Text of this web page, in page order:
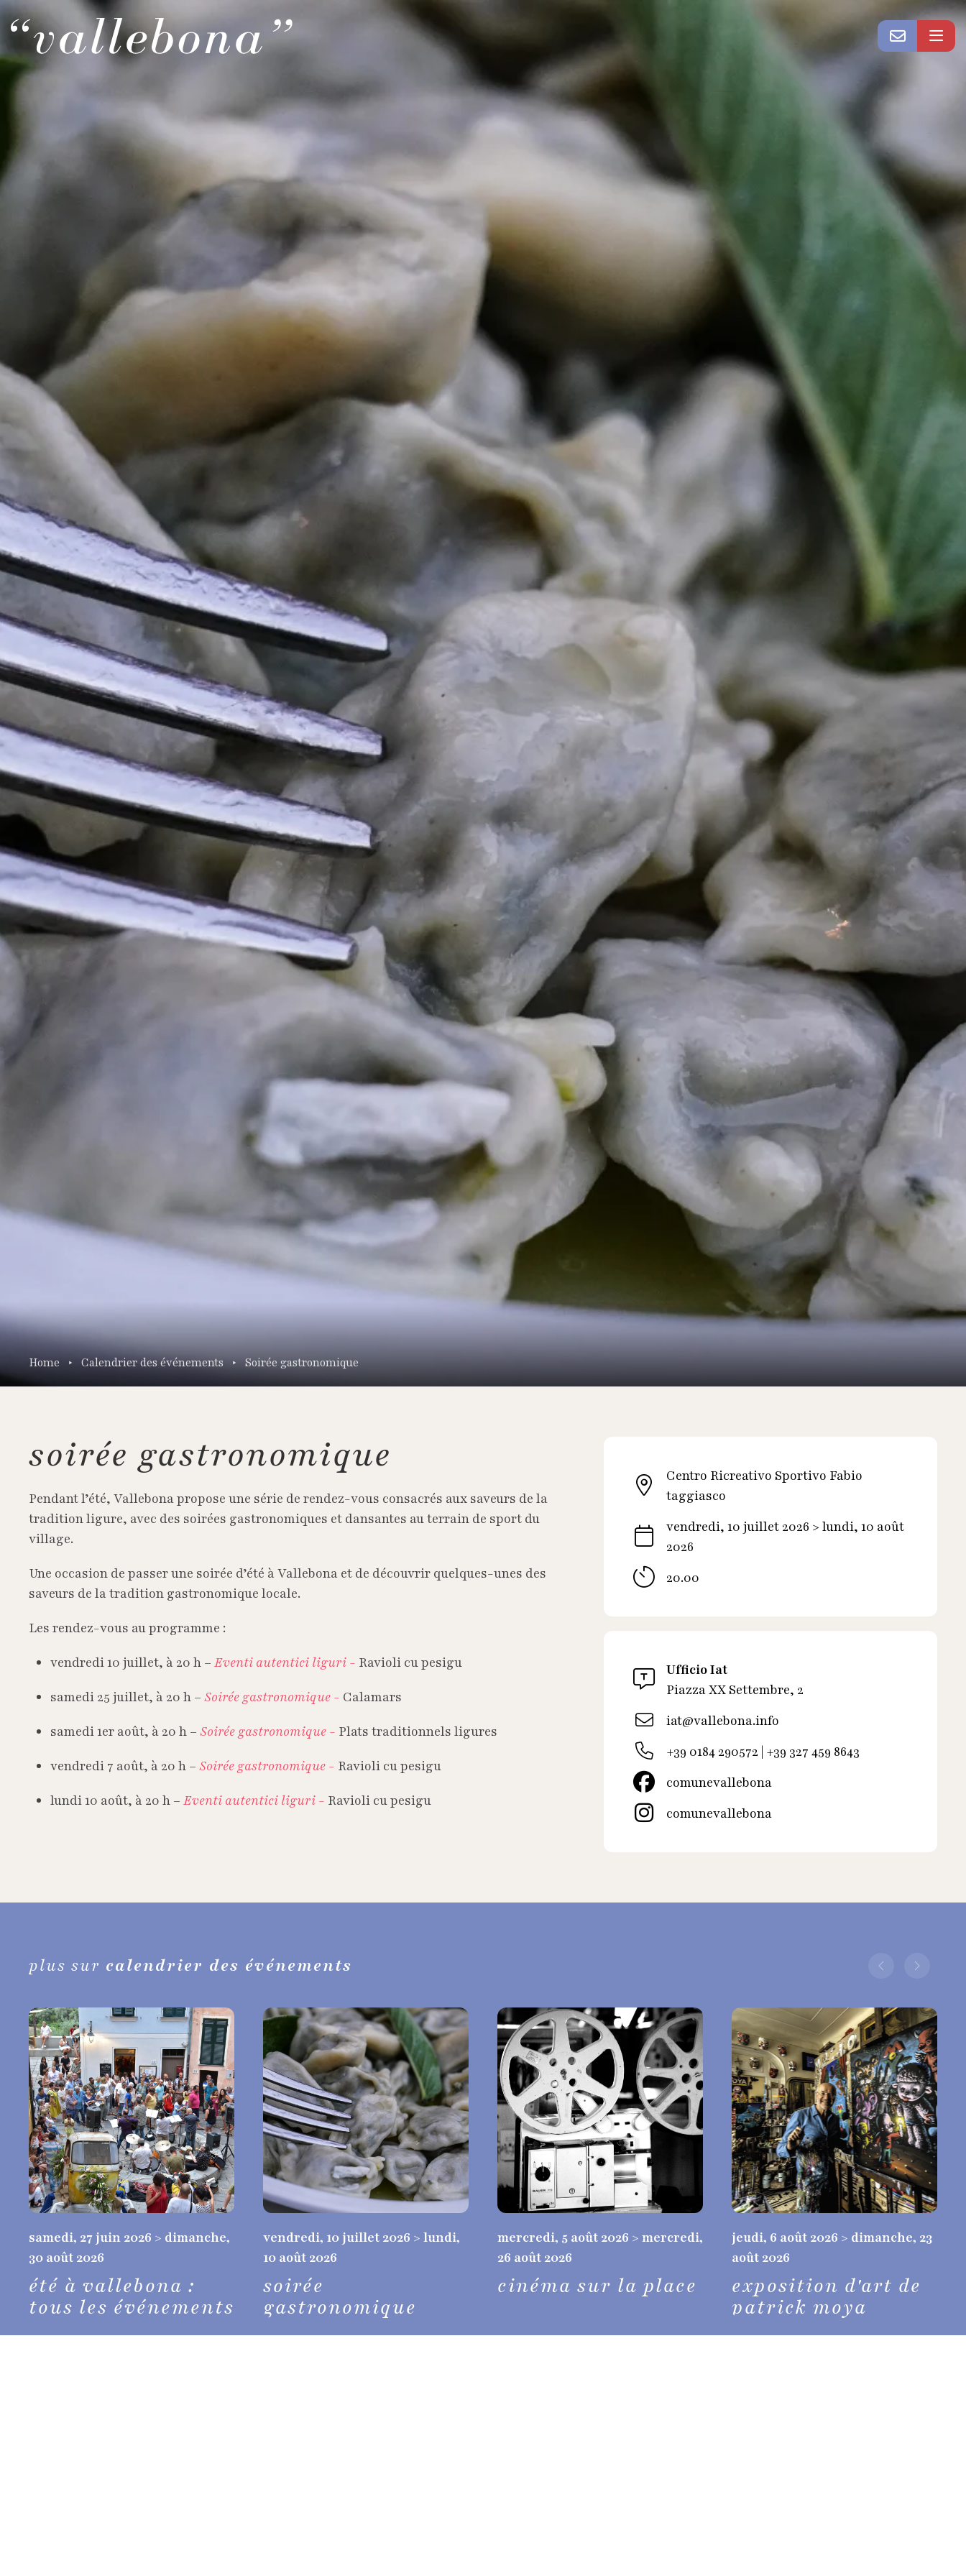
Home Calendrier des événements Soirée gastronomique
soirée gastronomique
Pendant l’été, Vallebona propose une série de rendez-vous consacrés aux saveurs de la
tradition ligure, avec des soirées gastronomiques et dansantes au terrain de sport du
village.
Une occasion de passer une soirée d’été à Vallebona et de découvrir quelques-unes des
saveurs de la tradition gastronomique locale.
Les rendez-vous au programme :
vendredi 10 juillet, à 20 h – Eventi autentici liguri - Ravioli cu pesigu
samedi 25 juillet, à 20 h – Soirée gastronomique - Calamars
samedi 1er août, à 20 h – Soirée gastronomique - Plats traditionnels ligures
vendredi 7 août, à 20 h – Soirée gastronomique - Ravioli cu pesigu
lundi 10 août, à 20 h – Eventi autentici liguri - Ravioli cu pesigu
Centro Ricreativo Sportivo Fabio
taggiasco
vendredi, 10 juillet 2026 > lundi, 10 août
2026
20.00
Ufficio Iat
Piazza XX Settembre, 2
iat@vallebona.info
+39 0184 290572 | +39 327 459 8643
comunevallebona
comunevallebona
plus sur calendrier des événements
samedi, 27 juin 2026 > dimanche,
30 août 2026
été à vallebona :
tous les événements
vendredi, 10 juillet 2026 > lundi,
10 août 2026
soirée
gastronomique
mercredi, 5 août 2026 > mercredi,
26 août 2026
cinéma sur la place
jeudi, 6 août 2026 > dimanche, 23
août 2026
exposition d'art de
patrick moya